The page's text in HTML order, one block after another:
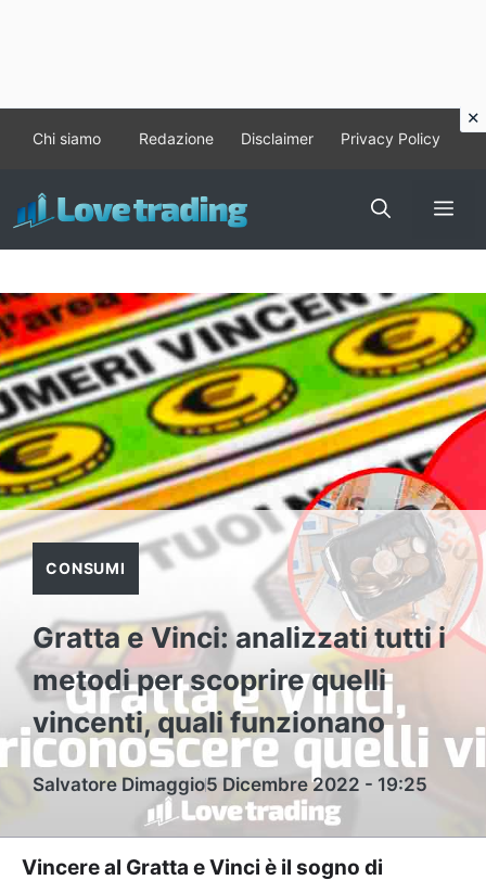
contenuto
Chi siamo Redazione Disclaimer Privacy Policy
CONSUMI
Gratta e Vinci: analizzati tutti i
metodi per scoprire quelli
vincenti, quali funzionano
Salvatore Dimaggio5 Dicembre 2022 - 19:25
Vincere al Gratta e Vinci è il sogno di